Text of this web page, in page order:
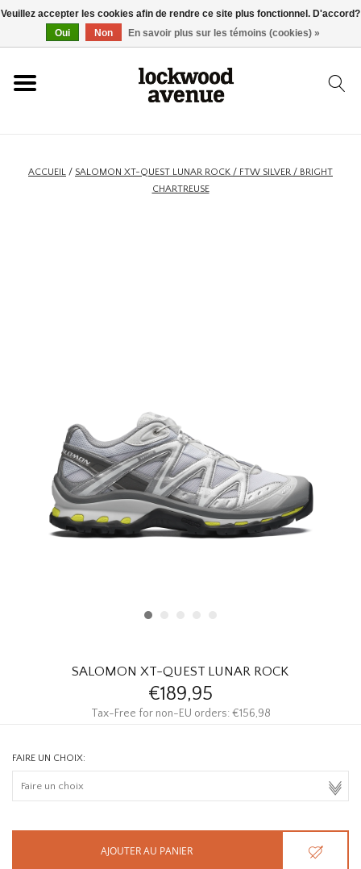
ACCUEIL
NOUVEAU
MARQUES
THE EDIT
ACCUEIL / SALOMON XT-QUEST LUNAR ROCK / FTW SILVER / BRIGHT
CHARTREUSE
SALOMON XT-QUEST LUNAR ROCK
€189,95
Tax-Free for non-EU orders: €156,98
FAIRE UN CHOIX:
AJOUTER AU PANIER
Veuillez accepter les cookies afin de rendre ce site plus fonctionnel. D'accord?
Oui
Non En savoir plus sur les témoins (cookies) »